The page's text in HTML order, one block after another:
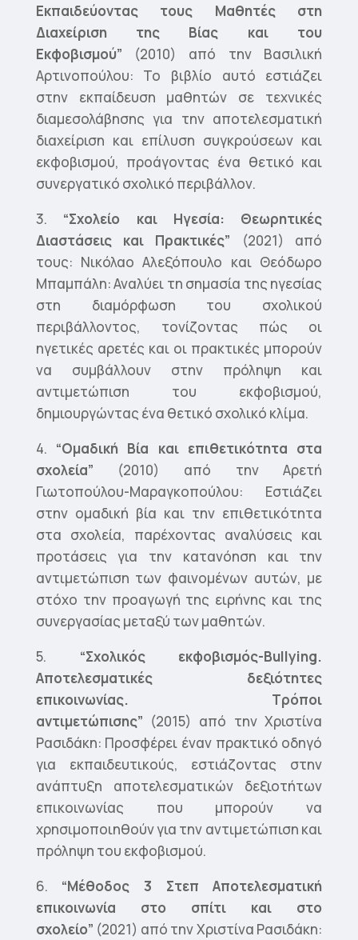
Εκπαιδεύοντας τους Μαθητές στη
Διαχείριση της Βίας και του
Εκφοβισμού” (2010) από την Βασιλική
Αρτινοπούλου: Το βιβλίο αυτό εστιάζει
στην εκπαίδευση μαθητών σε τεχνικές
διαμεσολάβησης για την αποτελεσματική
διαχείριση και επίλυση συγκρούσεων και
εκφοβισμού, προάγοντας ένα θετικό και
συνεργατικό σχολικό περιβάλλον.
3. “Σχολείο και Ηγεσία: Θεωρητικές
Διαστάσεις και Πρακτικές” (2021) από
τους: Νικόλαο Αλεξόπουλο και Θεόδωρο
Μπαμπάλη: Αναλύει τη σημασία της ηγεσίας
στη διαμόρφωση του σχολικού
περιβάλλοντος, τονίζοντας πώς οι
ηγετικές αρετές και οι πρακτικές μπορούν
να συμβάλλουν στην πρόληψη και
αντιμετώπιση του εκφοβισμού,
δημιουργώντας ένα θετικό σχολικό κλίμα.
4. “Ομαδική Βία και επιθετικότητα στα
σχολεία” (2010) από την Αρετή
Γιωτοπούλου-Μαραγκοπούλου: Εστιάζει
στην ομαδική βία και την επιθετικότητα
στα σχολεία, παρέχοντας αναλύσεις και
προτάσεις για την κατανόηση και την
αντιμετώπιση των φαινομένων αυτών, με
στόχο την προαγωγή της ειρήνης και της
συνεργασίας μεταξύ των μαθητών.
5. “Σχολικός εκφοβισμός-Bullying.
Αποτελεσματικές δεξιότητες
επικοινωνίας. Τρόποι
αντιμετώπισης” (2015) από την Χριστίνα
Ρασιδάκη: Προσφέρει έναν πρακτικό οδηγό
για εκπαιδευτικούς, εστιάζοντας στην
ανάπτυξη αποτελεσματικών δεξιοτήτων
επικοινωνίας που μπορούν να
χρησιμοποιηθούν για την αντιμετώπιση και
πρόληψη του εκφοβισμού.
6. “Μέθοδος 3 Στεπ Αποτελεσματική
επικοινωνία στο σπίτι και στο
σχολείο” (2021) από την Χριστίνα Ρασιδάκη: